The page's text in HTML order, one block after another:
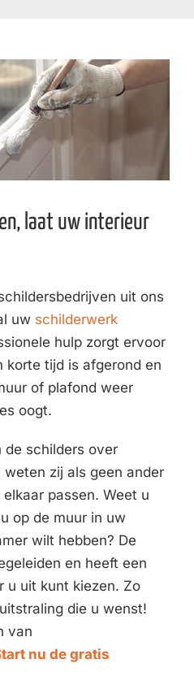
laat uw interieur
uit ons
uw schilderwerk
hulp zorgt ervoor
korte tijd is afgerond en
of plafond weer
oogt.
de schilders over
zij als geen ander
passen. Weet u
op de muur in uw
wilt hebben? De
en heeft een
u uit kunt kiezen. Zo
die u wenst!
van
nu de gratis